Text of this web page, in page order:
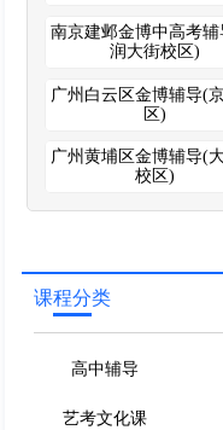
南京建邺金博中高考辅
润大街校区)
广州白云区金博辅导(
区)
广州黄埔区金博辅导(
校区)
课程分类
高中辅导
艺考文化课